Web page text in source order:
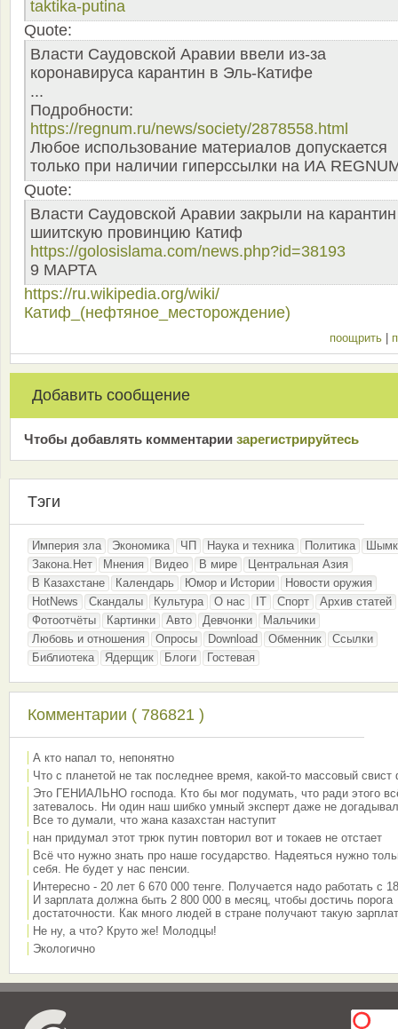
taktika-putina
Quote:
Власти Саудовской Аравии ввели из-за
коронавируса карантин в Эль-Катифе
...
Подробности:
https://regnum.ru/news/society/2878558.html
Любое использование материалов допускается
только при наличии гиперссылки на ИА
Quote:
Власти Саудовской Аравии закрыли на карантин
шиитскую провинцию Катиф
https://golosislama.com/news.php?id=38193
9 МАРТА
https://ru.wikipedia.org/wiki/
Катиф_(нефтяное_месторождение)
поощрить
Добавить сообщение
Чтобы добавлять комментарии зарeгиcтрирyйтeсь
Тэги
Империя зла Экономика ЧП Наука и техника Политика
Закона.Нет
Мнения Видео В мире
Центральная Азия
В Казахстане
Календарь Юмор и Истории
Новости оружия
HotNews
Скандалы Культура О нас IT Спорт
Архив статей
Фотоотчёты
Картинки Авто Девчонки
Мальчики
Любовь и отношения
Опросы Download Обменник
Ссылки
Библиотека
Ядерщик Блоги Гостевая
Комментарии ( 786821 )
А кто напал то, непонятно
Что с планетой не так последнее время, какой-то массовый свист
Это ГЕНИАЛЬНО господа. Кто бы мог подумать, что ради этого
затевалось. Ни один наш шибко умный эксперт даже не
Все то думали, что жана казахстан наступит
нан придумал этот трюк путин повторил вот и токаев не отстает
Всё что нужно знать про наше государство. Надеяться нужно
себя. Не будет у нас пенсии.
Интересно - 20 лет 6 670 000 тенге. Получается надо работать с
И зарплата должна быть 2 800 000 в месяц, чтобы достичь порога
достаточности. Как много людей в стране получают такую
Не ну, а что? Круто же! Молодцы!
Экологично